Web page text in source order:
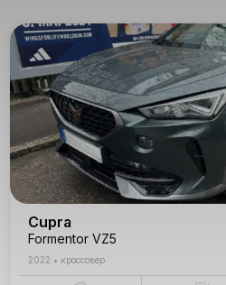
Cupra
Formentor VZ5
2022 • кроссовер